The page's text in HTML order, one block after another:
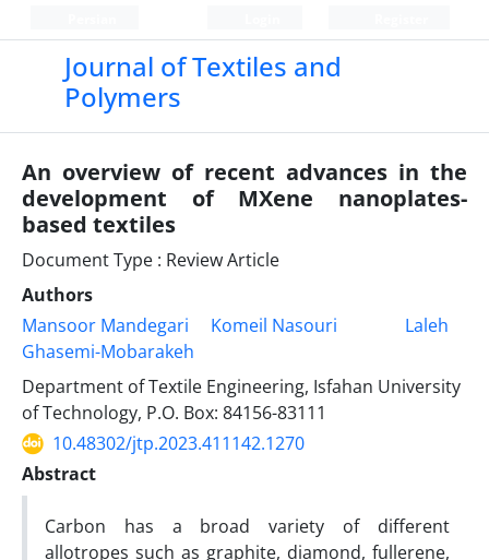
Journal of Textiles and
Polymers
An overview of recent advances in the
development of MXene nanoplates-
based textiles
Document Type : Review Article
Authors
Mansoor Mandegari
Komeil Nasouri
Laleh
Ghasemi-Mobarakeh
Department of Textile Engineering, Isfahan University
of Technology, P.O. Box: 84156-83111
10.48302/jtp.2023.411142.1270
Abstract
Carbon has a broad variety of different
allotropes such as graphite, diamond, fullerene,